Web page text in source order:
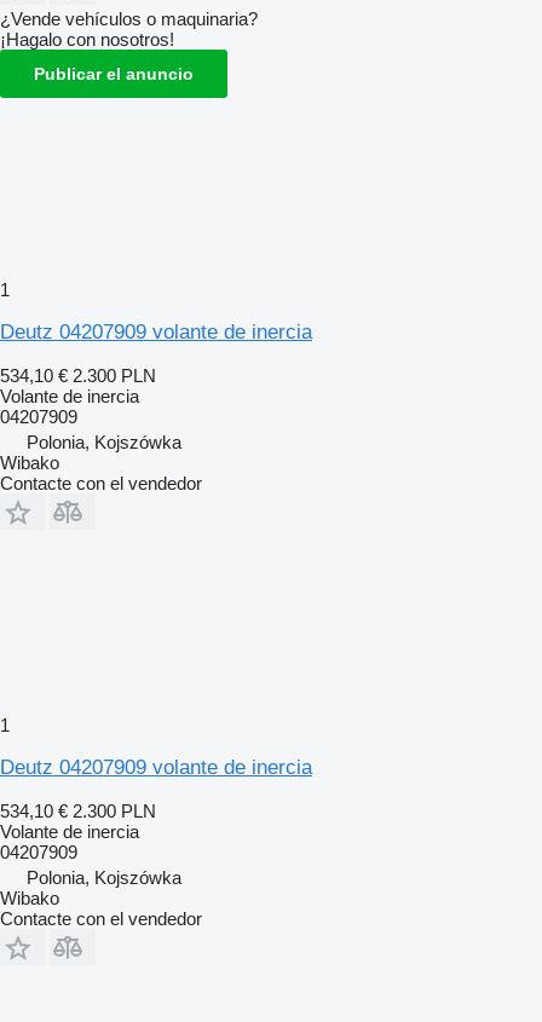
¿Vende vehículos o maquinaria?
¡Hagalo con nosotros!
Publicar el anuncio
1
Deutz 04207909 volante de inercia
534,10 € 2.300 PLN
Volante de inercia
04207909
Polonia, Kojszówka
Wibako
Contacte con el vendedor
1
Deutz 04207909 volante de inercia
534,10 € 2.300 PLN
Volante de inercia
04207909
Polonia, Kojszówka
Wibako
Contacte con el vendedor